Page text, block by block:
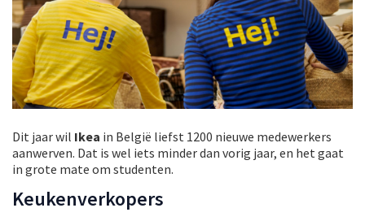
Dit jaar wil Ikea in België liefst 1200 nieuwe medewerkers
aanwerven. Dat is wel iets minder dan vorig jaar, en het gaat
in grote mate om studenten.
Keukenverkopers